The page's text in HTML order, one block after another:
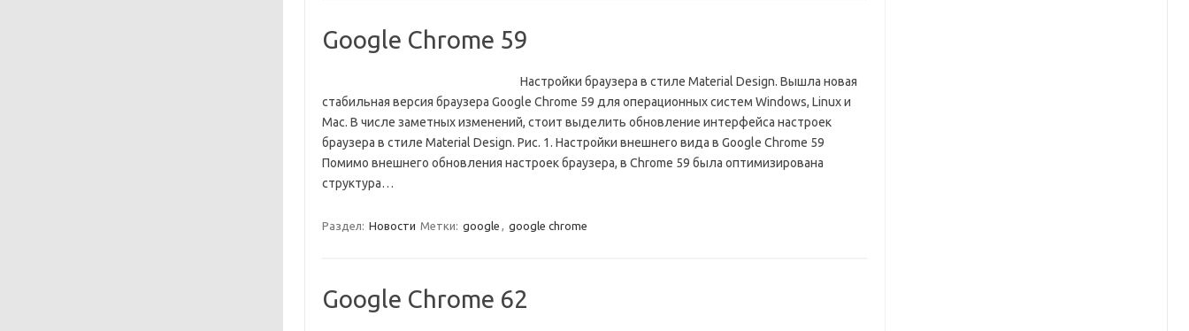
Google Chrome 59
Настройки браузера в стиле Material Design. Вышла новая
стабильная версия браузера Google Chrome 59 для операционных систем Windows, Linux и
Mac. В числе заметных изменений, стоит выделить обновление интерфейса настроек
браузера в стиле Material Design. Рис. 1. Настройки внешнего вида в Google Chrome 59
Помимо внешнего обновления настроек браузера, в Chrome 59 была оптимизирована
структура…
Раздел: Новости Метки: google , google chrome
Google Chrome 62